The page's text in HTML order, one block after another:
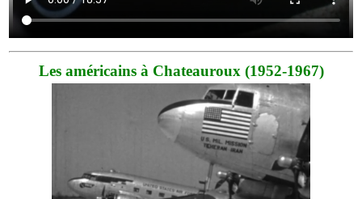
Les américains à Chateauroux (1952-1967)